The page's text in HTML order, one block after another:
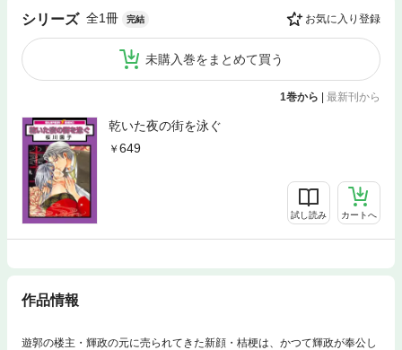
シリーズ 全1冊 完結 お気に入り登録
未購入巻をまとめて買う
1巻から | 最新刊から
乾いた夜の街を泳ぐ
649
試し読み カートへ
作品情報
遊郭の楼主・輝政の元に売られてきた新顔・桔梗は、かつて輝政が奉公し